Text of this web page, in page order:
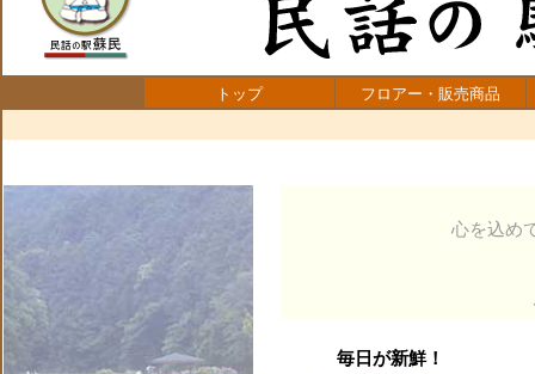
トップ フロアー・販売商品
心を込め
毎日が新鮮！